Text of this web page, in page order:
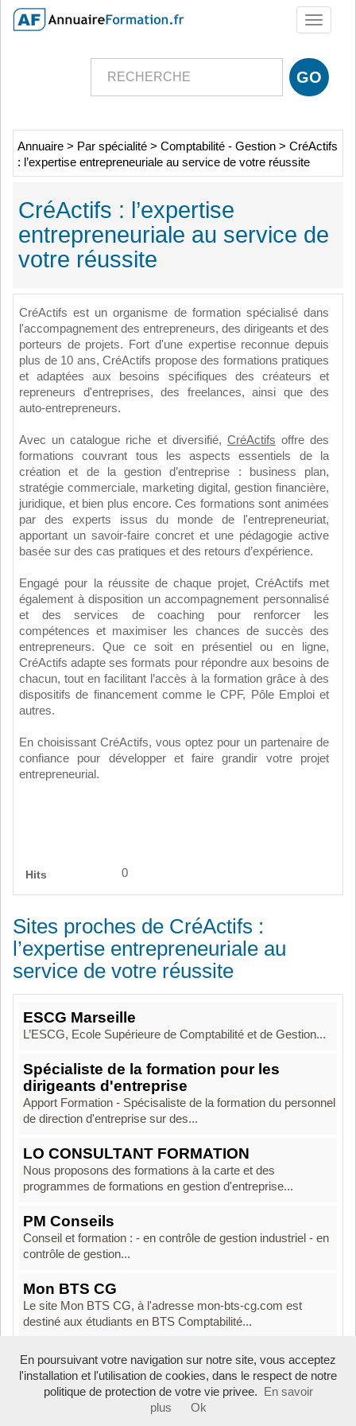
Toggle
Annuaire > Par spécialité > Comptabilité - Gestion > CréActifs
: l’expertise entrepreneuriale au service de votre réussite
CréActifs : l’expertise
entrepreneuriale au service de
votre réussite
CréActifs est un organisme de formation spécialisé dans
l'accompagnement des entrepreneurs, des dirigeants et des
porteurs de projets. Fort d'une expertise reconnue depuis
plus de 10 ans, CréActifs propose des formations pratiques
et adaptées aux besoins spécifiques des créateurs et
repreneurs d'entreprises, des freelances, ainsi que des
auto-entrepreneurs.
Avec un catalogue riche et diversifié, CréActifs offre des
formations couvrant tous les aspects essentiels de la
création et de la gestion d’entreprise : business plan,
stratégie commerciale, marketing digital, gestion financière,
juridique, et bien plus encore. Ces formations sont animées
par des experts issus du monde de l'entrepreneuriat,
apportant un savoir-faire concret et une pédagogie active
basée sur des cas pratiques et des retours d’expérience.
Engagé pour la réussite de chaque projet, CréActifs met
également à disposition un accompagnement personnalisé
et des services de coaching pour renforcer les
compétences et maximiser les chances de succès des
entrepreneurs. Que ce soit en présentiel ou en ligne,
CréActifs adapte ses formats pour répondre aux besoins de
chacun, tout en facilitant l’accès à la formation grâce à des
dispositifs de financement comme le CPF, Pôle Emploi et
autres.
En choisissant CréActifs, vous optez pour un partenaire de
confiance pour développer et faire grandir votre projet
entrepreneurial.
Hits 0
Sites proches de CréActifs :
l’expertise entrepreneuriale au
service de votre réussite
ESCG Marseille
L’ESCG, Ecole Supérieure de Comptabilité et de Gestion...
Spécialiste de la formation pour les
dirigeants d'entreprise
Apport Formation - Spécisaliste de la formation du personnel
de direction d'entreprise sur des...
LO CONSULTANT FORMATION
Nous proposons des formations à la carte et des
programmes de formations en gestion d'entreprise...
PM Conseils
Conseil et formation : - en contrôle de gestion industriel - en
contrôle de gestion...
Mon BTS CG
Le site Mon BTS CG, à l'adresse mon-bts-cg.com est
destiné aux étudiants en BTS Comptabilité...
Boosté parArfooo 2.03- © 2007 - 2026
En poursuivant votre navigation sur notre site, vous acceptez
l'installation et l'utilisation de cookies, dans le respect de notre
politique de protection de votre vie privee.
En savoir
plus
Ok